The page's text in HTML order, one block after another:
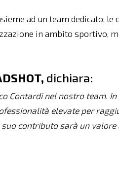
ad un team dedicato, le
in ambito sportivo,
dichiara:
Contardi nel nostro team. In
elevate per
contributo sarà un